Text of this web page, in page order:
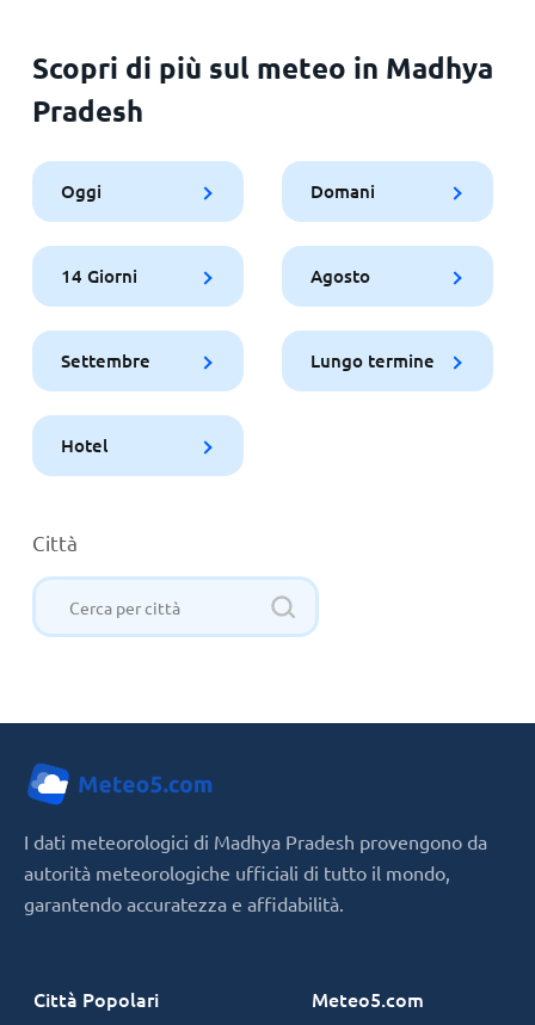
Scopri di più sul meteo in Madhya
Pradesh
Oggi Domani
14 Giorni Agosto
Settembre Lungo termine
Hotel
Città
I dati meteorologici di Madhya Pradesh provengono da
autorità meteorologiche ufficiali di tutto il mondo,
garantendo accuratezza e affidabilità.
Città Popolari Meteo5.com